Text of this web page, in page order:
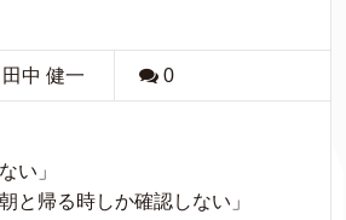
田中 健一 0
い」
と帰る時しか確認しない」